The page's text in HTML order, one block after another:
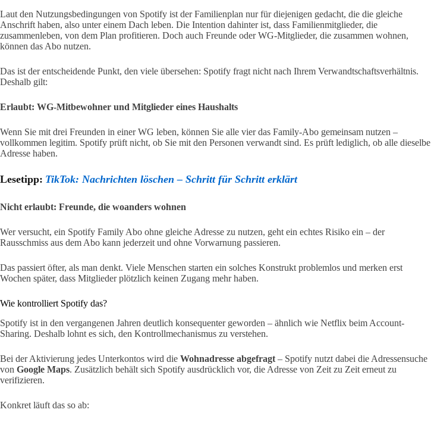
Laut den Nutzungsbedingungen von Spotify ist der Familienplan nur für diejenigen gedacht, die die gleiche
Anschrift haben, also unter einem Dach leben. Die Intention dahinter ist, dass Familienmitglieder, die
zusammenleben, von dem Plan profitieren. Doch auch Freunde oder WG-Mitglieder, die zusammen wohnen,
können das Abo nutzen.
Das ist der entscheidende Punkt, den viele übersehen: Spotify fragt nicht nach Ihrem Verwandtschaftsverhältnis.
Deshalb gilt:
Erlaubt: WG-Mitbewohner und Mitglieder eines Haushalts
Wenn Sie mit drei Freunden in einer WG leben, können Sie alle vier das Family-Abo gemeinsam nutzen –
vollkommen legitim. Spotify prüft nicht, ob Sie mit den Personen verwandt sind. Es prüft lediglich, ob alle dieselbe
Adresse haben.
Lesetipp: TikTok: Nachrichten löschen – Schritt für Schritt erklärt
Nicht erlaubt: Freunde, die woanders wohnen
Wer versucht, ein Spotify Family Abo ohne gleiche Adresse zu nutzen, geht ein echtes Risiko ein – der
Rausschmiss aus dem Abo kann jederzeit und ohne Vorwarnung passieren.
Das passiert öfter, als man denkt. Viele Menschen starten ein solches Konstrukt problemlos und merken erst
Wochen später, dass Mitglieder plötzlich keinen Zugang mehr haben.
Wie kontrolliert Spotify das?
Spotify ist in den vergangenen Jahren deutlich konsequenter geworden – ähnlich wie Netflix beim Account-
Sharing. Deshalb lohnt es sich, den Kontrollmechanismus zu verstehen.
Bei der Aktivierung jedes Unterkontos wird die Wohnadresse abgefragt – Spotify nutzt dabei die Adressensuche
von Google Maps. Zusätzlich behält sich Spotify ausdrücklich vor, die Adresse von Zeit zu Zeit erneut zu
verifizieren.
Konkret läuft das so ab: